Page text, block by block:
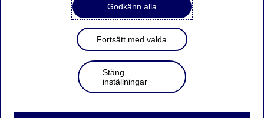
Godkänn alla
Fortsätt med valda
Stäng
inställningar